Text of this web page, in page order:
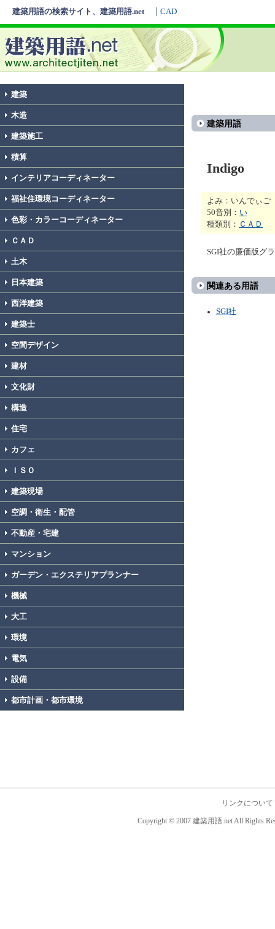
建築用語の検索サイト、建築用語.net CAD
建築
木造
建築施工
積算
インテリアコーディネーター
福祉住環境コーディネーター
色彩・カラーコーディネーター
ＣＡＤ
土木
日本建築
西洋建築
建築士
空間デザイン
建材
文化財
構造
住宅
カフェ
ＩＳＯ
建築現場
空調・衛生・配管
不動産・宅建
マンション
ガーデン・エクステリアプランナー
機械
大工
環境
電気
設備
都市計画・都市環境
建築用語
Indigo
よみ：いんでぃご
50音別： い
種類別： ＣＡＤ
SGI社の廉価版グ
関連ある用語
SGI社
リンクについて
Copyright © 2007 建築用語.net All Rights